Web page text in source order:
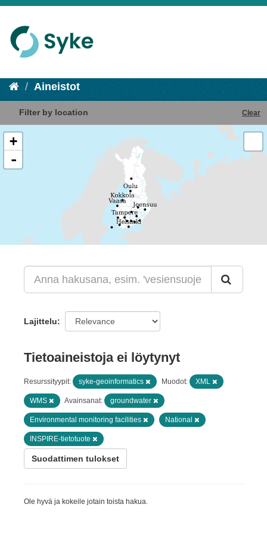
Aineistot
Filter by location Clear
+
-
Lajittelu
Tietoaineistoja ei löytynyt
Resurssityypit: syke-geoinformatics Muodot: XML
WMS Avainsanat: groundwater
Environmental monitoring facilities National
INSPIRE-tietotuote
Suodattimen tulokset
Ole hyvä ja kokeile jotain toista hakua.